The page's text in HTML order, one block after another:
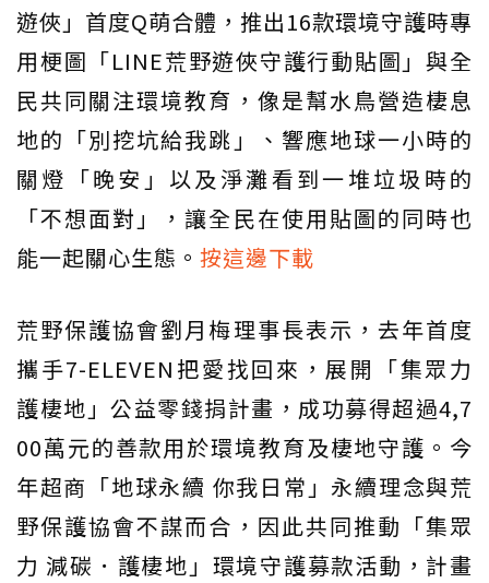
遊俠」首度Q萌合體，推出16款環境守護時專
用梗圖「LINE荒野遊俠守護行動貼圖」與全
民共同關注環境教育，像是幫水鳥營造棲息
地的「別挖坑給我跳」、響應地球一小時的
關燈「晚安」以及淨灘看到一堆垃圾時的
「不想面對」，讓全民在使用貼圖的同時也
能一起關心生態。 按這邊下載
荒野保護協會劉月梅理事長表示，去年首度
攜手7-ELEVEN把愛找回來，展開「集眾力
護棲地」公益零錢捐計畫，成功募得超過4,7
00萬元的善款用於環境教育及棲地守護。今
年超商「地球永續 你我日常」永續理念與荒
野保護協會不謀而合，因此共同推動「集眾
力 減碳．護棲地」環境守護募款活動，計畫